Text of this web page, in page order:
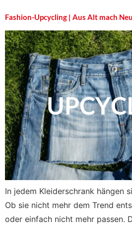
Fashion-Upcycling | Aus Alt mach Neu
In jedem Kleiderschrank hängen
Ob sie nicht mehr dem Trend
oder einfach nicht mehr passen.